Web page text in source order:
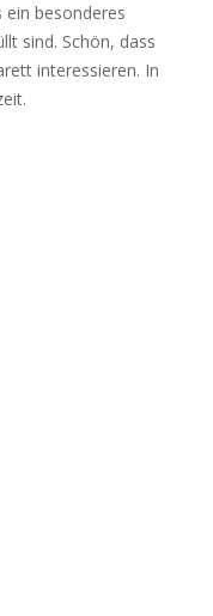
ein besonderes
sind. Schön, dass
interessieren. In